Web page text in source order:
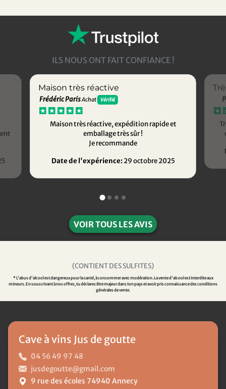
ILS NOUS ONT FAIT CONFIANCE !
Maison très réactive
Frédéric ParisAchat Vérifié
Maison très réactive, expédition rapide et
emballage très sûr !
Je recommande
Date de l'expérience:29 octobre 2025
VOIR TOUS LES AVIS
(CONTIENT DES SULFITES)
* L'abus d'alcool est dangereux pour la santé, à consommer avec modération. La vente d'alcool est interdite aux
mineurs. En souscrivant à nos offres, tu déclares être majeur dans ton pays et avoir pris connaissance des conditions
générales de vente.
Cave à vins Jus de goutte
04 56 49 97 48
jusdegoutte@gmail.com
9 rue des écoles 74940 Annecy